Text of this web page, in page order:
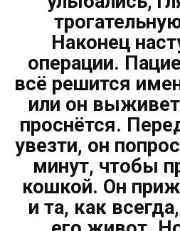
Наконец
операции.
всё решится
или он
проснётся.
увезти, он
минут, чтобы
кошкой. Он
и та, как